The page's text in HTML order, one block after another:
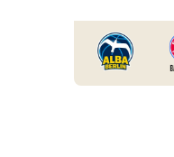
HOME
2.000